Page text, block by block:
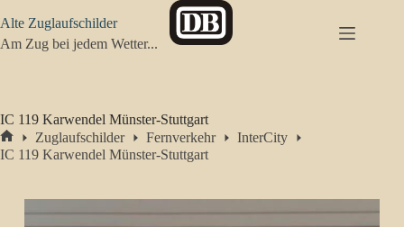
Inhalt
springen
Alte Zuglaufschilder
Am Zug bei jedem Wetter...
IC 119 Karwendel Münster-Stuttgart
Start
Zuglaufschilder Fernverkehr
InterCity
IC 119 Karwendel Münster-Stuttgart